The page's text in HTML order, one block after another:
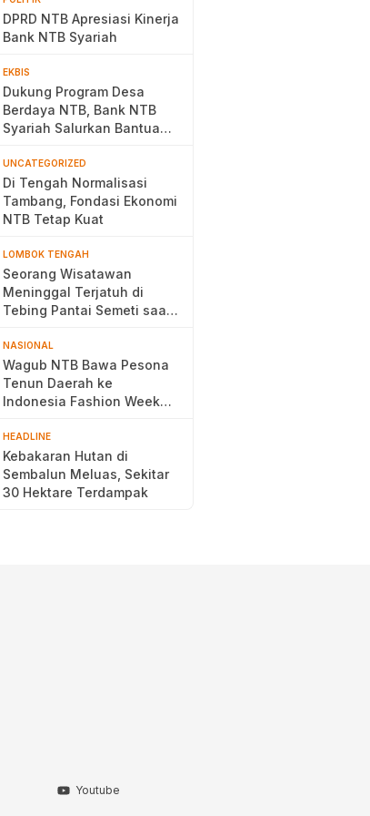
DPRD NTB Apresiasi Kinerja
Bank NTB Syariah
EKBIS
Dukung Program Desa
Berdaya NTB, Bank NTB
Syariah Salurkan Bantuan
UNCATEGORIZED
Di Tengah Normalisasi
Tambang, Fondasi Ekonomi
NTB Tetap Kuat
LOMBOK TENGAH
Seorang Wisatawan
Meninggal Terjatuh di
Tebing Pantai Semeti saat
NASIONAL
Wagub NTB Bawa Pesona
Tenun Daerah ke
Indonesia Fashion Week
HEADLINE
Kebakaran Hutan di
Sembalun Meluas, Sekitar
30 Hektare Terdampak
Youtube